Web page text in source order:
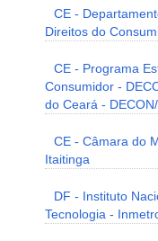
CE -
Direitos do
CE - Programa
Consumidor -
do Ceará -
CE - Câmara do
Itaitinga
DF - Instituto
Tecnologia -